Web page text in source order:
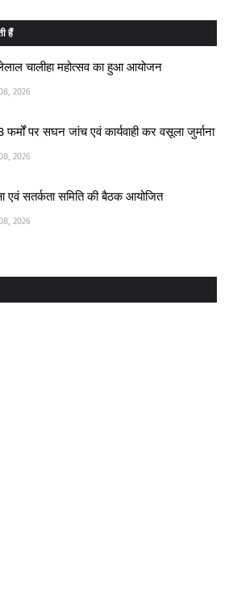
हैं
चालीहा महोत्सव का हुआ आयोजन
2026
पर सघन जांच एवं कार्यवाही कर वसूला जुर्माना
2026
एवं सतर्कता समिति की बैठक आयोजित
2026